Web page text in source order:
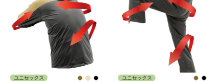
ユニセックス ユニセックス